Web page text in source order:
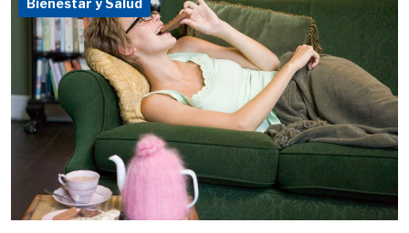
Bienestar y Salud